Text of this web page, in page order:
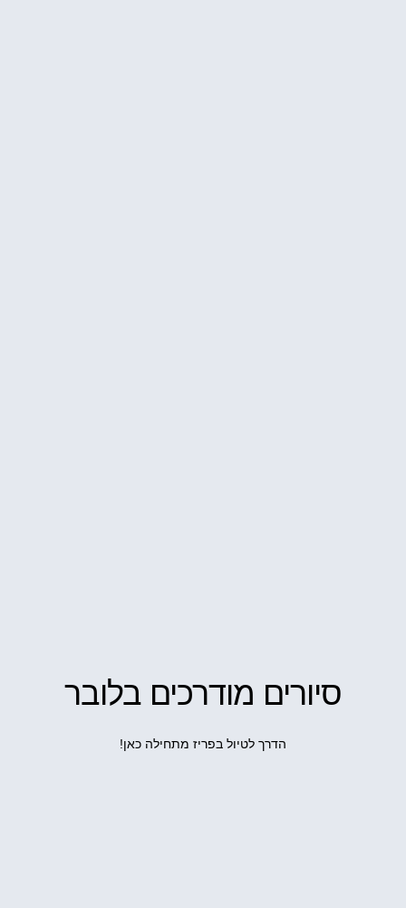
סיורים מודרכים בלובר
הדרך לטיול בפריז מתחילה כאן!